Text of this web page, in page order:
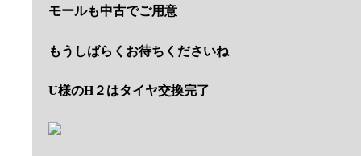
モールも中古でご用意
もうしばらくお待ちくださいね
U様のH２はタイヤ交換完了